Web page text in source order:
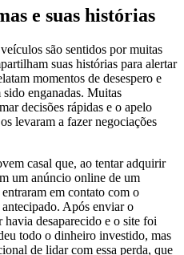
e suas histórias
são sentidos por muitas
suas histórias para alertar
momentos de desespero e
enganadas. Muitas
decisões rápidas e o apelo
levaram a fazer negociações
casal que, ao tentar adquirir
um anúncio online de um
em contato com o
Após enviar o
desaparecido e o site foi
todo o dinheiro investido, mas
de lidar com essa perda, que